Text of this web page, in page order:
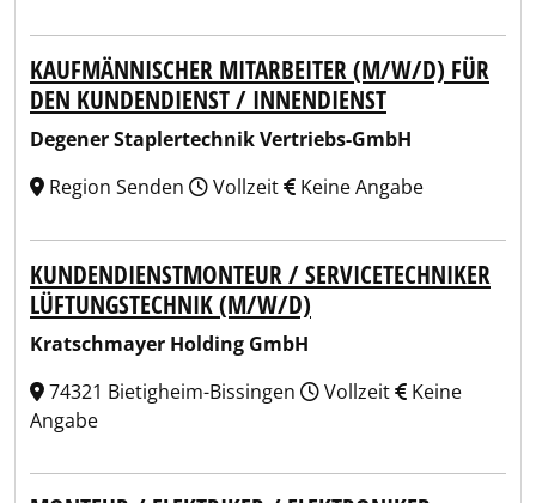
KAUFMÄNNISCHER MITARBEITER (M/W/D) FÜR
DEN KUNDENDIENST / INNENDIENST
Degener Staplertechnik Vertriebs-GmbH
Region Senden
Vollzeit Keine Angabe
KUNDENDIENSTMONTEUR / SERVICETECHNIKER
LÜFTUNGSTECHNIK (M/W/D)
Kratschmayer Holding GmbH
74321 Bietigheim-Bissingen
Vollzeit
Keine
Angabe